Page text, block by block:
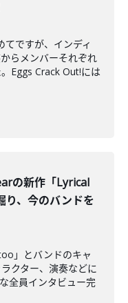
ですが、インディ
らメンバーそれぞれ
Eggs Crack Out!には
の新作「Lyrical
、今のバンドを
」とバンドのキャ
クター、演奏などに
全員インタビュー完